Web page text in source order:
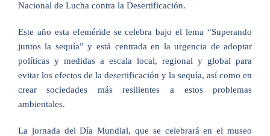
Nacional de Lucha contra la Desertificación.
Este año esta efeméride se celebra bajo el lema “Superando
juntos la sequía” y está centrada en la urgencia de adoptar
políticas y medidas a escala local, regional y global para
evitar los efectos de la desertificación y la sequía, así como en
crear sociedades más resilientes a estos problemas
ambientales.
La jornada del Día Mundial, que se celebrará en el museo